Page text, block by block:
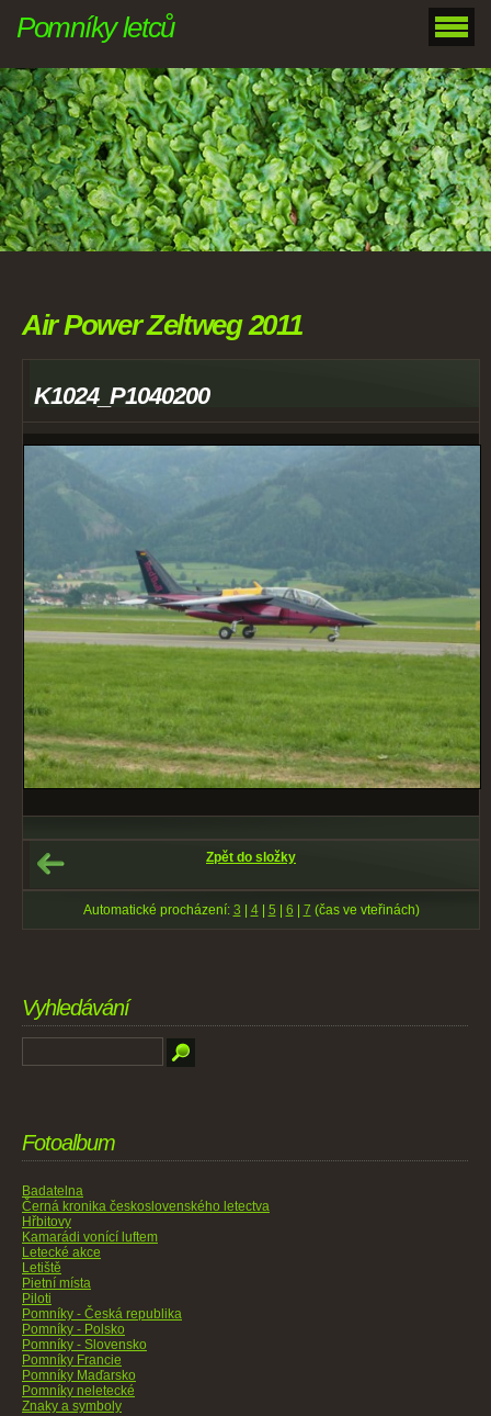
Pomníky letců
Air Power Zeltweg 2011
K1024_P1040200
Zpět do složky
Automatické procházení: 3 4| 5 6 7 (čas ve vteřinách)
Vyhledávání
Fotoalbum
Badatelna
Černá kronika československého letectva
Hřbitovy
Kamarádi vonící luftem
Letecké akce
Letiště
Pietní místa
Piloti
Pomníky - Česká republika
Pomníky - Polsko
Pomníky - Slovensko
Pomníky Francie
Pomníky Maďarsko
Pomníky neletecké
Znaky a symboly